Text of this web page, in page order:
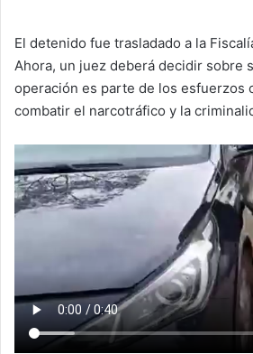
El detenido fue trasladado a la
Ahora, un juez deberá decidir sobre
operación es parte de los esfuerzos
combatir el narcotráfico y la